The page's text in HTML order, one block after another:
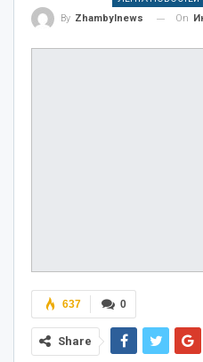
By Zhambylnews On
0
637
Share